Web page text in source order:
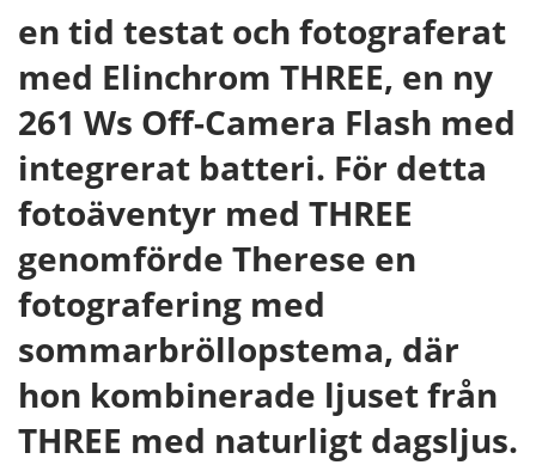
en tid testat och fotograferat
med Elinchrom THREE, en ny
261 Ws Off-Camera Flash med
integrerat batteri. För detta
fotoäventyr med THREE
genomförde Therese en
fotografering med
sommarbröllopstema, där
hon kombinerade ljuset från
THREE med naturligt dagsljus.